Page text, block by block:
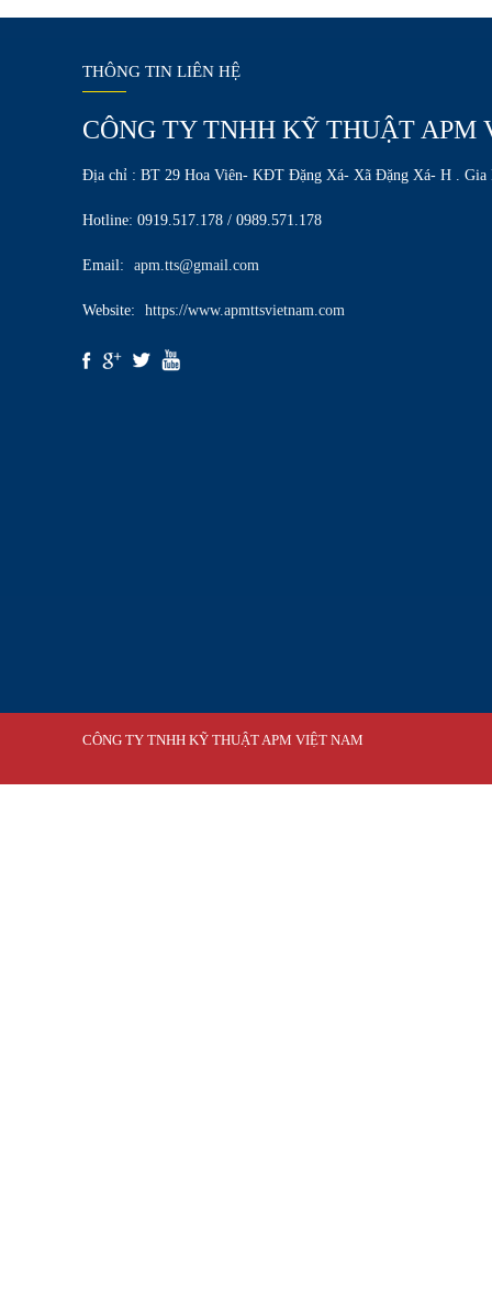
THÔNG TIN LIÊN HỆ
CÔNG TY TNHH KỸ THUẬT APM
Địa chỉ : BT 29 Hoa Viên- KĐT Đặng Xá- Xã Đặng Xá- H . Gia
Hotline: 0919.517.178 / 0989.571.178
Email: apm.tts@gmail.com
Website: https://www.apmttsvietnam.com
CÔNG TY TNHH KỸ THUẬT APM VIỆT NAM